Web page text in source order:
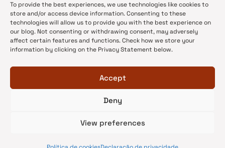
To provide the best experiences, we use technologies like cookies to
store and/or access device information. Consenting to these
technologies will allow us to provide you with the best experience on
our blog. Not consenting or withdrawing consent, may adversely
affect certain features and functions. Check how we store your
information by clicking on the Privacy Statement below.
Accept
Deny
View preferences
•Open Access
•DOAJ Ambassadors
•DOAJ Voices